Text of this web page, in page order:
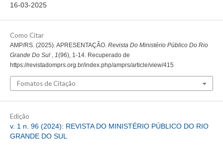
16-03-2025
Como Citar
AMP/RS. (2025). APRESENTAÇÃO. Revista Do Ministério Público Do Rio
Grande Do Sul , 1(96), 1-14. Recuperado de
https://revistadomprs.org.br/index.php/amprs/article/view/415
Fomatos de Citação
Edição
v. 1 n. 96 (2024): REVISTA DO MINISTÉRIO PÚBLICO DO RIO
GRANDE DO SUL